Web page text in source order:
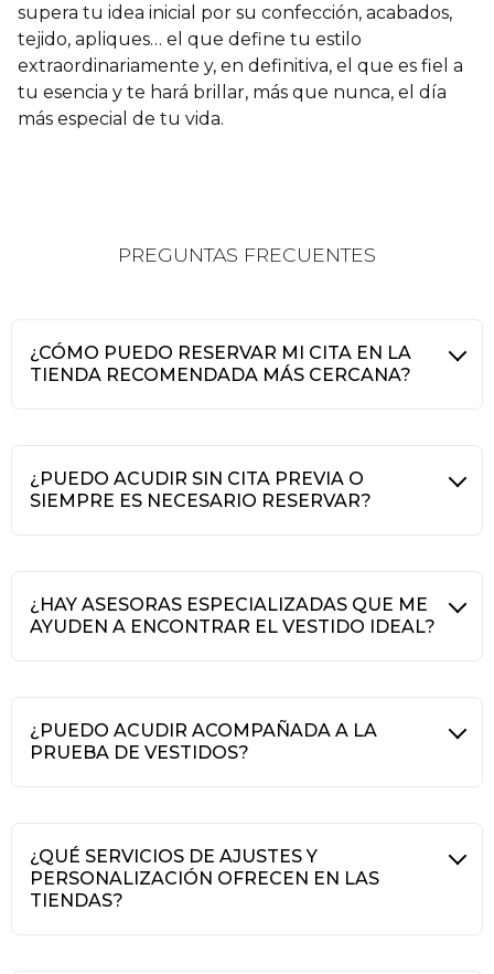
supera tu idea inicial por su confección, acabados,
tejido, apliques… el que define tu estilo
extraordinariamente y, en definitiva, el que es fiel a
tu esencia y te hará brillar, más que nunca, el día
más especial de tu vida.
PREGUNTAS FRECUENTES
¿CÓMO PUEDO RESERVAR MI CITA EN LA
TIENDA RECOMENDADA MÁS CERCANA?
¿PUEDO ACUDIR SIN CITA PREVIA O
SIEMPRE ES NECESARIO RESERVAR?
¿HAY ASESORAS ESPECIALIZADAS QUE ME
AYUDEN A ENCONTRAR EL VESTIDO IDEAL?
¿PUEDO ACUDIR ACOMPAÑADA A LA
PRUEBA DE VESTIDOS?
¿QUÉ SERVICIOS DE AJUSTES Y
PERSONALIZACIÓN OFRECEN EN LAS
TIENDAS?